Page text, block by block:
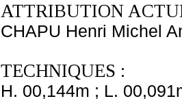
ATTRIBUTION
CHAPU Henri Michel
TECHNIQUES :
H. 00,144m ; L.